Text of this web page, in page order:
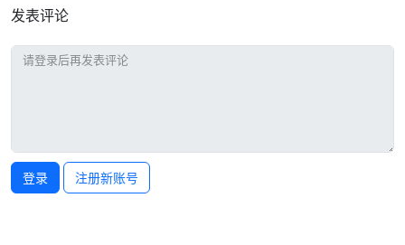
发表评论
登录 注册新账号